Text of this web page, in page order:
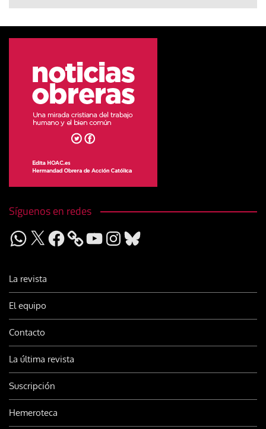
Síguenos en redes
WhatsApp
X Facebook YouTubeInstagram
Bluesky
La revista
El equipo
Contacto
La última revista
Suscripción
Hemeroteca